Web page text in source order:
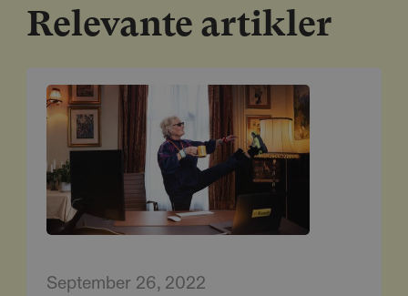
Relevante artikler
September 26, 2022